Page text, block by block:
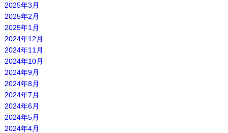
2025年3月
2025年2月
2025年1月
2024年12月
2024年11月
2024年10月
2024年9月
2024年8月
2024年7月
2024年6月
2024年5月
2024年4月